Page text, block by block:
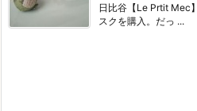
日比谷【Le Prtit Mec
スクを購入。だっ ...